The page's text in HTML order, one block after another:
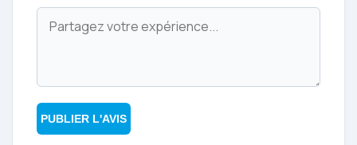
PUBLIER L'AVIS